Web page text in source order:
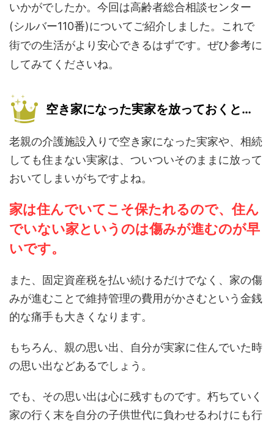
いかがでしたか。今回は高齢者総合相談センター
(シルバー110番)についてご紹介しました。これで
街での生活がより安心できるはずです。ぜひ参考に
してみてくださいね。
空き家になった実家を放っておくと…
老親の介護施設入りで空き家になった実家や、相続
しても住まない実家は、ついついそのままに放って
おいてしまいがちですよね。
家は住んでいてこそ保たれるので、住ん
でいない家というのは傷みが進むのが早
いです。
また、固定資産税を払い続けるだけでなく、家の傷
みが進むことで維持管理の費用がかさむという金銭
的な痛手も大きくなります。
もちろん、親の思い出、自分が実家に住んでいた時
の思い出などあるでしょう。
でも、その思い出は心に残すものです。朽ちていく
家の行く末を自分の子供世代に負わせるわけにも行